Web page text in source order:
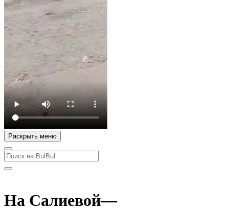
Раскрыть меню
На Салиевой—